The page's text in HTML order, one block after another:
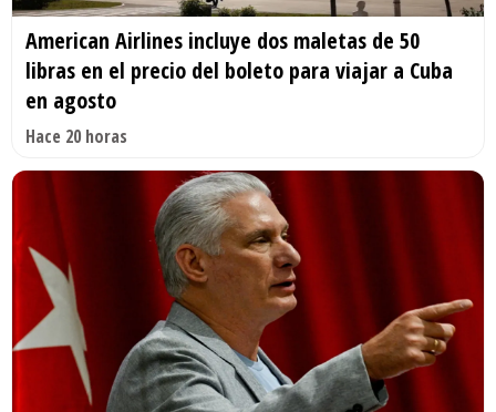
American Airlines incluye dos maletas de 50
libras en el precio del boleto para viajar a Cuba
en agosto
Hace 20 horas